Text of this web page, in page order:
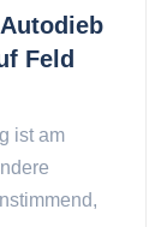
Feld
ist am